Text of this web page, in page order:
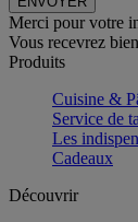
Merci pour votre
Vous recevrez
Produits
Cuisine &
Service de
Les
Cadeaux
Découvrir